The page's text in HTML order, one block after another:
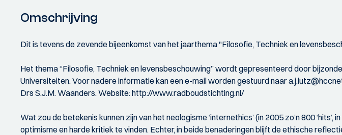
Omschrijving
Dit is tevens de zevende bijeenkomst van het jaarthema "Filosofie, Techniek en
Het thema “Filosofie, Techniek en levensbeschouwing” wordt gepresenteerd door
Universiteiten. Voor nadere informatie kan een e-mail worden gestuurd naar
Drs S.J.M. Waanders. Website: http://www.radboudstichting.nl/
Wat zou de betekenis kunnen zijn van het neologisme ‘internethics’ (in 2005 zo’n 800
optimisme en harde kritiek te vinden. Echter, in beide benaderingen blijft de ethische